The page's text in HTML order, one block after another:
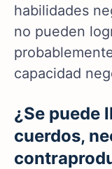
habilidades
no pueden
capacidad
¿Se puede
cuerdos,